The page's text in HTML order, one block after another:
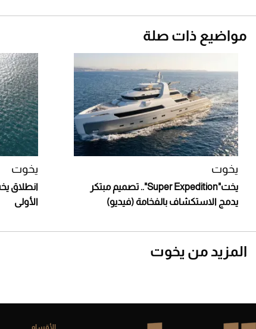
مواضيع ذات صلة
يخوت
يخت"Super Expedition".. تصميم مبتكر
يدمج الاستكشاف بالفخامة (فيديو)
يخوت
الأولى
المزيد من يخوت
الأقسام